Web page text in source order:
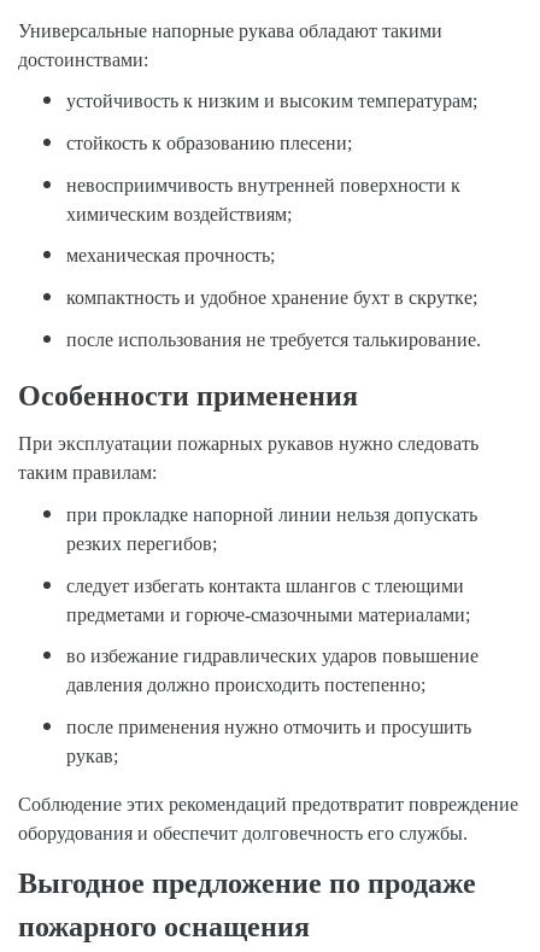
Универсальные напорные рукава обладают такими
достоинствами:
устойчивость к низким и высоким температурам;
стойкость к образованию плесени;
невосприимчивость внутренней поверхности к
химическим воздействиям;
механическая прочность;
компактность и удобное хранение бухт в скрутке;
после использования не требуется талькирование.
Особенности применения
При эксплуатации пожарных рукавов нужно следовать
таким правилам:
при прокладке напорной линии нельзя допускать
резких перегибов;
следует избегать контакта шлангов с тлеющими
предметами и горюче-смазочными материалами;
во избежание гидравлических ударов повышение
давления должно происходить постепенно;
после применения нужно отмочить и просушить
рукав;
Соблюдение этих рекомендаций предотвратит повреждение
оборудования и обеспечит долговечность его службы.
Выгодное предложение по продаже
пожарного оснащения